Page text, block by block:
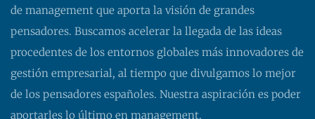
de management que aporta la visión de grandes
pensadores. Buscamos acelerar la llegada de las ideas
procedentes de los entornos globales más innovadores de
gestión empresarial, al tiempo que divulgamos lo mejor
de los pensadores españoles. Nuestra aspiración es poder
aportarles lo último en management.